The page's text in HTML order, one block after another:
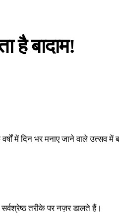
है बादाम!
में दिन भर मनाए जाने वाले उत्सव में
तरीके पर नज़र डालते हैं।